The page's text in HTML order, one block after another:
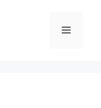
Menu